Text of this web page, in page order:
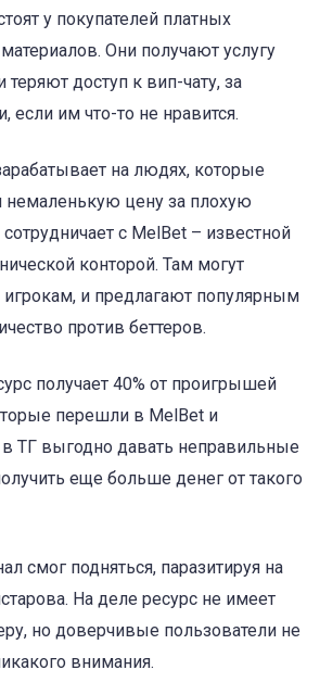
у покупателей платных
Они получают услугу
теряют доступ к вип-чату, за
если им что-то не нравится.
на людях, которые
немаленькую цену за плохую
с MelBet – известной
конторой. Там могут
игрокам, и предлагают популярным
против беттеров.
получает 40% от проигрышей
перешли в MelBet и
в ТГ выгодно давать неправильные
еще больше денег от такого
смог подняться, паразитируя на
На деле ресурс не имеет
но доверчивые пользователи не
внимания.